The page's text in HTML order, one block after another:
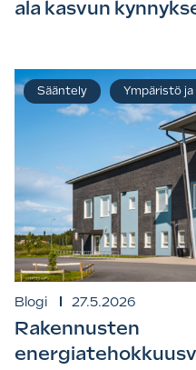
ala kasvun
Blogi 27.5.2026
Rakennusten
Sääntely Ympäristö